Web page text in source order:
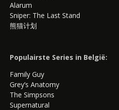
Alarum
Sniper: The Last Stand
熊猫计划
Populairste Series in België:
Family Guy
Grey’s Anatomy
The Simpsons
Supernatural